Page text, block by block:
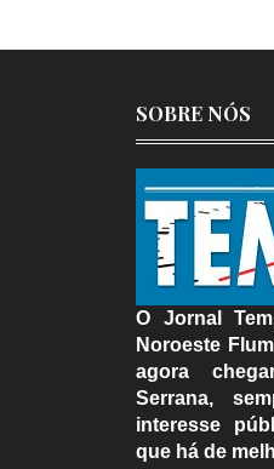
SOBRE NÓS
O Jornal
Noroeste
agora
Serrana,
interesse
que há de